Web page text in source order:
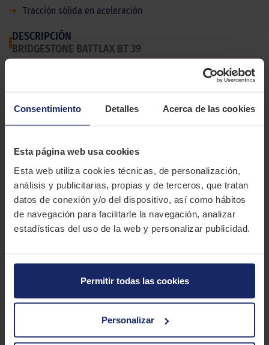
Consentimiento Detalles Acerca de las cookies
Esta página web usa cookies
Esta web utiliza cookies técnicas, de personalización,
análisis y publicitarias, propias y de terceros, que tratan
datos de conexión y/o del dispositivo, así como hábitos
de navegación para facilitarle la navegación, analizar
estadísticas del uso de la web y personalizar publicidad.
Permitir todas las cookies
Personalizar
➜ Tracción sólida en aceleración
DESCRIPCIÓN
BRIDGESTONE BATTLAX BT 39
Experimenta la verdadera esencia del rendimiento sin límites con la
carretera, esta deportiva goma de motocicleta fusiona la emoción del
Su diseño vanguardista, inspirado en los circuitos, despierta tu espíritu
de conducción al brindarte una respuesta ágil en curvas y una tracción
confiable al acelerar y frenar.
Con la BT39, cada viaje se convierte en una oportunidad para conquistar
la carretera con estilo y dominio absoluto.
CARACTERÍSTICAS TÉCNICAS
BRIDGESTONE
Modelo
Battlax Bt 39